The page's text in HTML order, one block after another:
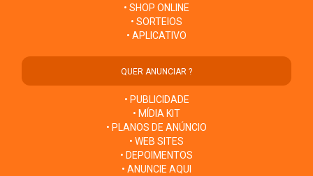
• SHOP ONLINE
• SORTEIOS
• APLICATIVO
QUER ANUNCIAR ?
• PUBLICIDADE
• MÍDIA KIT
• PLANOS DE ANÚNCIO
• WEB SITES
• DEPOIMENTOS
• ANUNCIE AQUI